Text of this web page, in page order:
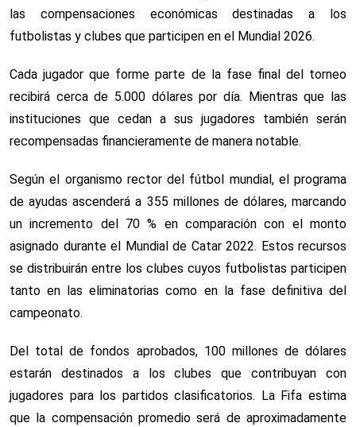
las compensaciones económicas destinadas a los
futbolistas y clubes que participen en el Mundial 2026.
Cada jugador que forme parte de la fase final del torneo
recibirá cerca de 5.000 dólares por día. Mientras que las
instituciones que cedan a sus jugadores también serán
recompensadas financieramente de manera notable.
Según el organismo rector del fútbol mundial, el programa
de ayudas ascenderá a 355 millones de dólares, marcando
un incremento del 70 % en comparación con el monto
asignado durante el Mundial de Catar 2022. Estos recursos
se distribuirán entre los clubes cuyos futbolistas participen
tanto en las eliminatorias como en la fase definitiva del
campeonato.
Del total de fondos aprobados, 100 millones de dólares
estarán destinados a los clubes que contribuyan con
jugadores para los partidos clasificatorios. La Fifa estima
que la compensación promedio será de aproximadamente